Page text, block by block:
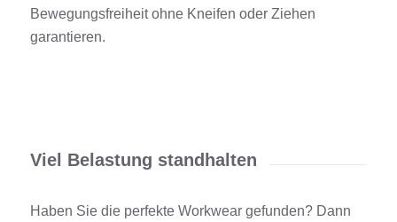
Bewegungsfreiheit ohne Kneifen oder Ziehen
garantieren.
Viel Belastung standhalten
Haben Sie die perfekte Workweargefunden? Dann